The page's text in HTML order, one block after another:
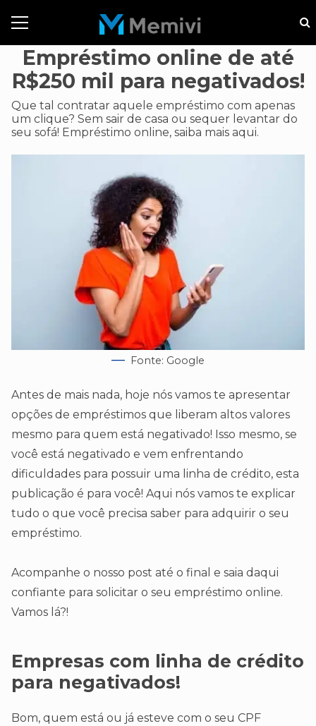
Empréstimo online de até
R$250 mil para negativados!
Que tal contratar aquele empréstimo com apenas
um clique? Sem sair de casa ou sequer levantar do
seu sofá! Empréstimo online, saiba mais aqui.
Fonte: Google
Antes de mais nada, hoje nós vamos te apresentar
opções de empréstimos que liberam altos valores
mesmo para quem está negativado! Isso mesmo, se
você está negativado e vem enfrentando
dificuldades para possuir uma linha de crédito, esta
publicação é para você! Aqui nós vamos te explicar
tudo o que você precisa saber para adquirir o seu
empréstimo.
Acompanhe o nosso post até o final e saia daqui
confiante para solicitar o seu empréstimo online.
Vamos lá?!
Empresas com linha de crédito
para negativados!
Bom, quem está ou já esteve com o seu CPF